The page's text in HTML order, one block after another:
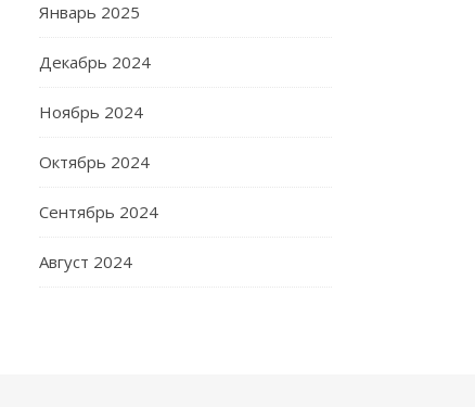
Январь 2025
Декабрь 2024
Ноябрь 2024
Октябрь 2024
Сентябрь 2024
Август 2024